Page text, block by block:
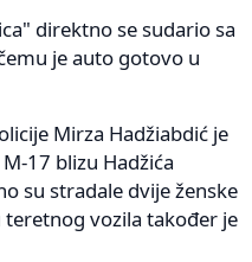
direktno se sudario sa
je auto gotovo u
Mirza Hadžiabdić je
17 blizu Hadžića
su stradale dvije ženske
teretnog vozila također je